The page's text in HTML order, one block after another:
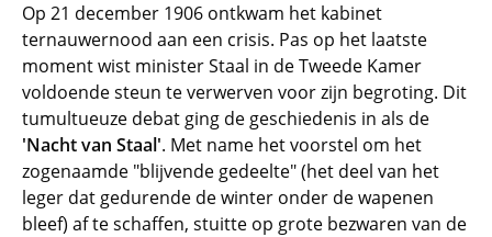
Op 21 december 1906 ontkwam het kabinet
ternauwernood aan een crisis. Pas op het laatste
moment wist minister Staal in de Tweede Kamer
voldoende steun te verwerven voor zijn begroting. Dit
tumultueuze debat ging de geschiedenis in als de
'Nacht van Staal'. Met name het voorstel om het
zogenaamde "blijvende gedeelte" (het deel van het
leger dat gedurende de winter onder de wapenen
bleef) af te schaffen, stuitte op grote bezwaren van de